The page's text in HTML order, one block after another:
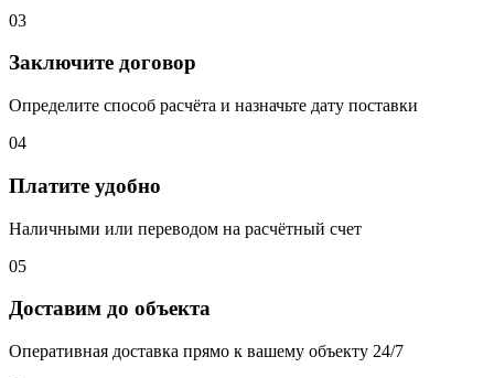
03
Заключите договор
Определите способ расчёта и назначьте дату поставки
04
Платите удобно
Наличными или переводом на расчётный счет
05
Доставим до объекта
Оперативная доставка прямо к вашему объекту 24/7